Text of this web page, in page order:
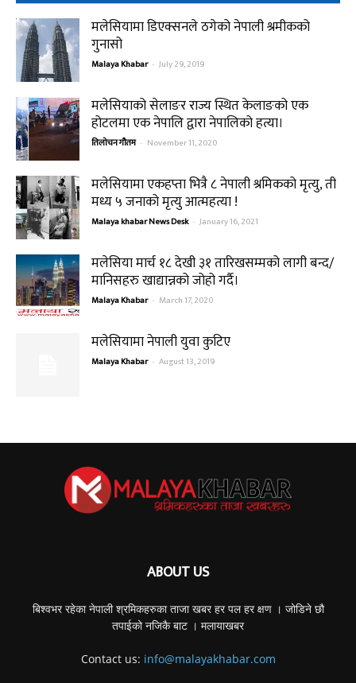
मलेसियामा डिएक्सनले ठगेको नेपाली श्रमीकको
गुनासो
Malaya Khabar - July 29, 2019
मलेसियाको सेलाङर राज्य स्थित केलाङको एक
होटलमा एक नेपालि द्वारा नेपालिको हत्या।
तिलोचन गौतम - November 11, 2020
मलेसियामा एकहप्ता भित्रै ८ नेपाली श्रमिकको मृत्यु, ती
मध्य ५ जनाको मृत्यु आत्महत्या !
Malaya khabar News Desk - January 16, 2021
मलेसिया मार्च १८ देखी ३१ तारिखसम्मको लागी बन्द/
मानिसहरु खाद्यान्नको जोहो गर्दै।
Malaya Khabar - March 17, 2020
मलेसियामा नेपाली युवा कुटिए
Malaya Khabar - August 13, 2019
ABOUT US
बिश्वभर रहेका नेपाली श्रमिकहरुका ताजा खबर हर पल हर क्षण । जोडिने छौ
तपाईको नजिकै बाट । मलायाखबर
Contact us: info@malayakhabar.com